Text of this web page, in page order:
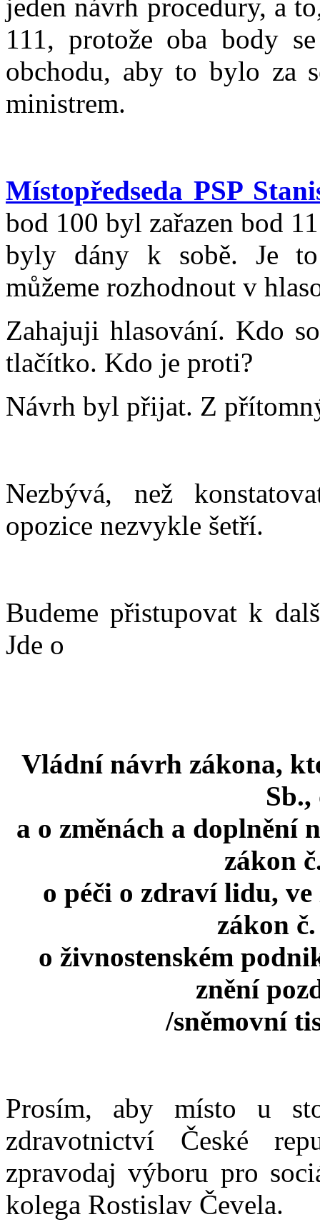
jeden návrh procedury, a
111, protože oba body
obchodu, aby to bylo za
ministrem.
Místopředseda PSP
bod 100 byl zařazen bod
byly dány k sobě. Je
můžeme rozhodnout v
Zahajuji hlasování. Kdo
tlačítko. Kdo je proti?
Návrh byl přijat. Z
Nezbývá, než
opozice nezvykle šetří.
Budeme přistupovat k
Jde o
Vládní návrh zákona,
Sb.,
a o změnách a doplnění
zákon
o péči o zdraví lidu,
zákon
o živnostenském
znění
/sněmovní
Prosím, aby místo u
zdravotnictví České
zpravodaj výboru pro
kolega Rostislav Čevela.